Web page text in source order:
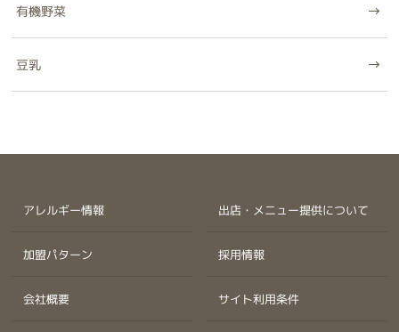
有機野菜
豆乳
アレルギー情報 出店・メニュー提供について
加盟パターン 採用情報
会社概要 サイト利用条件